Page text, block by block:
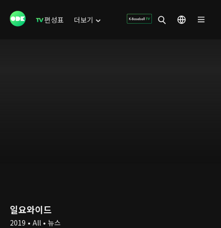
편성표 더보기
일요와이드
2019 • All • 뉴스